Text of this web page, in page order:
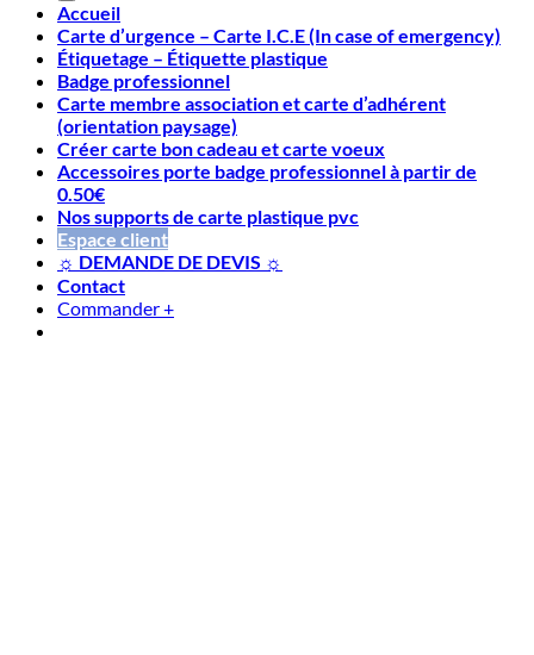
Accueil
Carte d’urgence – Carte I.C.E (In case of emergency)
Étiquetage – Étiquette plastique
Badge professionnel
Carte membre association et carte d’adhérent
(orientation paysage)
Créer carte bon cadeau et carte voeux
Accessoires porte badge professionnel à partir de
0.50€
Nos supports de carte plastique pvc
Espace client
☼ DEMANDE DE DEVIS ☼
Contact
Commander+